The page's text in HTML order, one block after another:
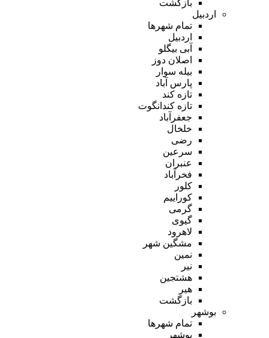
بازگشت
اردبیل
تمام شهر‌ها
اردبیل
آبی بیگلو
اصلان دوز
بیله سوار
پارس آباد
تازه کند
تازه کندانگوت
جعفرآباد
خلخال
رضی
سرعین
عنبران
فخرآباد
کلور
کوراییم
گرمی
گیوی
لاهرود
مشگین شهر
نمین
نیر
هشتجین
هیر
بازگشت
بوشهر
تمام شهر‌ها
بوشهر